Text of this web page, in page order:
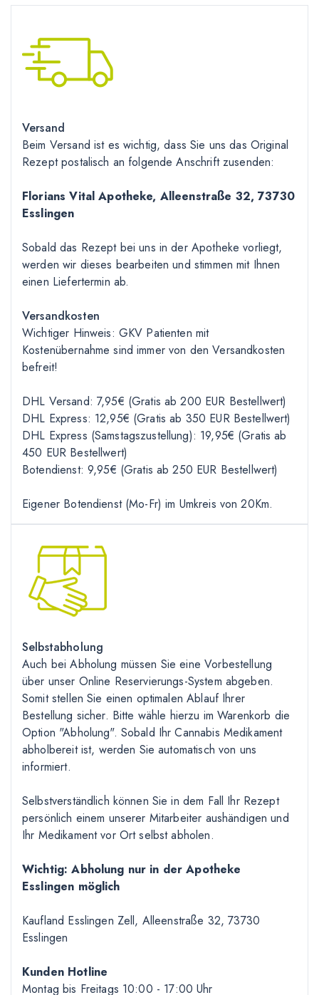
Versand
Beim Versand ist es wichtig, dass Sie uns das Original
Rezept postalisch an folgende Anschrift zusenden:
Florians Vital Apotheke, Alleenstraße 32, 73730
Esslingen
Sobald das Rezept bei uns in der Apotheke vorliegt,
werden wir dieses bearbeiten und stimmen mit Ihnen
einen Liefertermin ab.
Versandkosten
Wichtiger Hinweis: GKV Patienten mit
Kostenübernahme sind immer von den Versandkosten
befreit!
DHL Versand: 7,95€ (Gratis ab 200 EUR Bestellwert)
DHL Express: 12,95€ (Gratis ab 350 EUR Bestellwert)
DHL Express (Samstagszustellung): 19,95€ (Gratis ab
450 EUR Bestellwert)
Botendienst: 9,95€ (Gratis ab 250 EUR Bestellwert)
Eigener Botendienst (Mo-Fr) im Umkreis von 20Km.
Selbstabholung
Auch bei Abholung müssen Sie eine Vorbestellung
über unser Online Reservierungs-System abgeben.
Somit stellen Sie einen optimalen Ablauf Ihrer
Bestellung sicher. Bitte wähle hierzu im Warenkorb die
Option "Abholung". Sobald Ihr Cannabis Medikament
abholbereit ist, werden Sie automatisch von uns
informiert.
Selbstverständlich können Sie in dem Fall Ihr Rezept
persönlich einem unserer Mitarbeiter aushändigen und
Ihr Medikament vor Ort selbst abholen.
Wichtig: Abholung nur in der Apotheke
Esslingen möglich
Kaufland Esslingen Zell, Alleenstraße 32, 73730
Esslingen
Kunden Hotline
Montag bis Freitags 10:00 - 17:00 Uhr